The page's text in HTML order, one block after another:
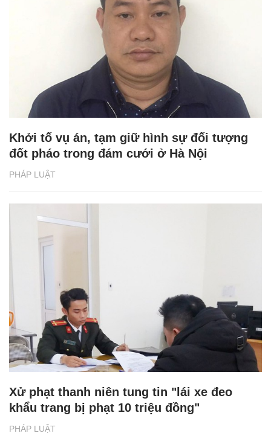
PHÁP LUẬT
Khởi tố vụ án, tạm giữ hình sự đối tượng
đốt pháo trong đám cưới ở Hà Nội
PHÁP LUẬT
Xử phạt thanh niên tung tin "lái xe đeo
khẩu trang bị phạt 10 triệu đồng"